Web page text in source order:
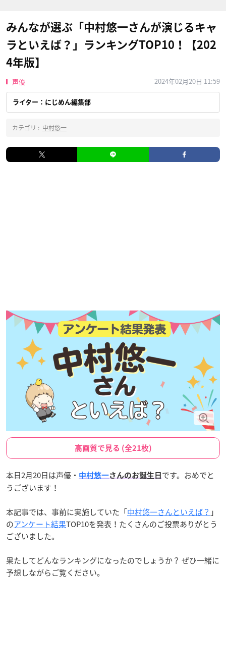
みんなが選ぶ「中村悠一さんが演じるキャ
ラといえば？」ランキングTOP10！【202
4年版】
声優 2024年02月20日 11:59
ライター：にじめん編集部
カテゴリ : 中村悠一
高画質で見る (全21枚)
本日2月20日は声優・ 中村悠一さんのお誕生日 です。おめでと
うございます！
本記事では、事前に実施していた「中村悠一さんといえば？ 」
のアンケート結果TOP10を発表！たくさんのご投票ありがとう
ございました。
果たしてどんなランキングになったのでしょうか？ ぜひ一緒に
予想しながらご覧ください。